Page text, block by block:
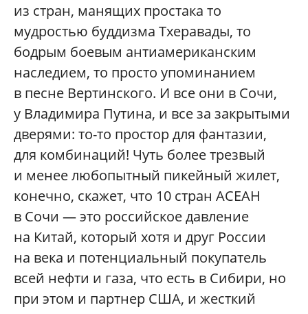
из стран, манящих простака то
мудростью буддизма Тхеравады, то
бодрым боевым антиамериканским
наследием, то просто упоминанием
в песне Вертинского. И все они в Сочи,
у Владимира Путина, и все за закрытыми
дверями: то-то простор для фантазии,
для комбинаций! Чуть более трезвый
и менее любопытный пикейный жилет,
конечно, скажет, что 10 стран АСЕАН
в Сочи — это российское давление
на Китай, который хотя и друг России
на века и потенциальный покупатель
всей нефти и газа, что есть в Сибири, но
при этом и партнер США, и жесткий